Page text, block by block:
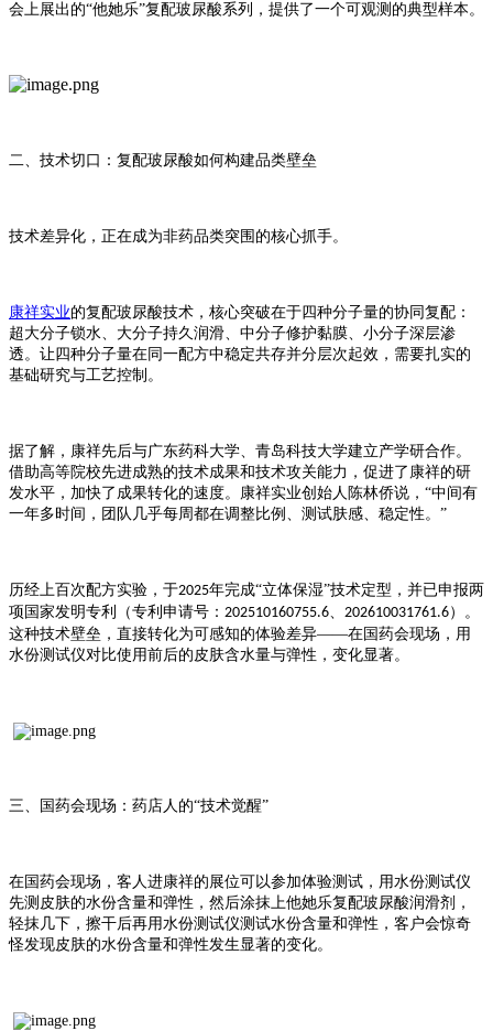
会上展出的“他她乐”复配玻尿酸系列，提供了一个可观测的典型样本。
二、技术切口：复配玻尿酸如何构建品类壁垒
技术差异化，正在成为非药品类突围的核心抓手。
康祥实业的复配玻尿酸技术，核心突破在于四种分子量的协同复配：
超大分子锁水、大分子持久润滑、中分子修护黏膜、小分子深层渗
透。让四种分子量在同一配方中稳定共存并分层次起效，需要扎实的
基础研究与工艺控制。
据了解，康祥先后与广东药科大学、青岛科技大学建立产学研合作。
借助高等院校先进成熟的技术成果和技术攻关能力，促进了康祥的研
发水平，加快了成果转化的速度。康祥实业创始人 陈林侨说， “中间有
一年多时间，团队几乎每周都在调整比例、测试肤感、 稳定性。 ”
历经上百次配方实验，于2025年完成“立体保湿”技术定型，并已申报两
项国家发明专利（专利申请号： 202510160755.6、 202610031761.6）。
这种技术壁垒，直接转化为可感知的体验差异——在国药会现场，用
水份测试仪对比使用前后的皮肤含水量与弹性，变化显著。
三、 国药会现场：药店人的“技术觉醒”
在国药会现场，客人进康祥的展位可以参加体验测试，用水份测试仪
先测皮肤的水份含量和弹性，然后涂抹上他她乐复配玻尿酸润滑剂，
轻抹几下，擦干后再用水份测试仪测试水份含量和弹性，客户会惊奇
怪发现皮肤的水份含量和弹性发生显著的变化。